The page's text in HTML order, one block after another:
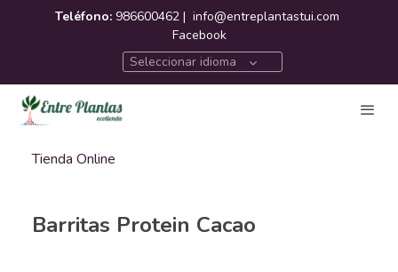
Teléfono: 986600462 | info@entreplantastui.com
Facebook
Seleccionar idioma
Tienda Online
Barritas Protein Cacao